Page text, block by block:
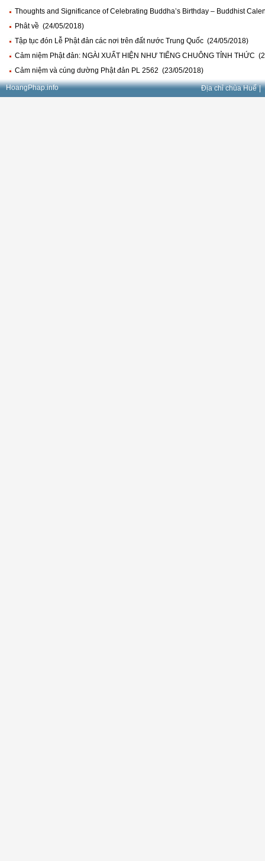
Thoughts and Significance of Celebrating Buddha’s Birthday – Buddhist
Phât về (24/05/2018)
Tập tục đón Lễ Phật đản các nơi trên đất nước Trung Quốc (24/05/2018)
Cảm niệm Phật đản: NGÀI XUẤT HIỆN NHƯ TIẾNG CHUÔNG TỈNH THỨC
Cảm niệm và cúng dường Phật đản PL 2562 (23/05/2018)
HoangPhap.info Địa chỉ chùa Huế |